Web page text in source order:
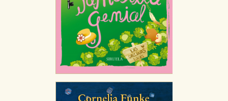
HABILITAR TODO RECHAZAR TODO
Cookies necesarias
Estas cookies son necesarias para que nuestro sitio web
funcione y no es posible deshabilitarlas desde nuestro
sistema. Es posible hacerlo desde el navegador, pero en
ese caso es posible que algunas áreas de nuestra web
dejen de funcionar correctamente.